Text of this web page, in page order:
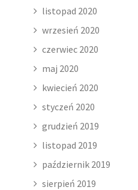
listopad 2020
wrzesień 2020
czerwiec 2020
maj 2020
kwiecień 2020
styczeń 2020
grudzień 2019
listopad 2019
październik 2019
sierpień 2019